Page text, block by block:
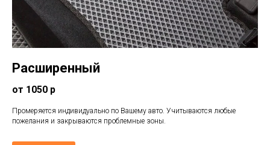
Расширенный
от 1050 р
Промеряется индивидуально по Вашему авто. Учитываются любые
пожелания и закрываются проблемные зоны.